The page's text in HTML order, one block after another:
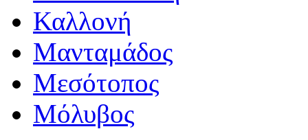
Καλλονή
Μανταμάδος
Μεσότοπος
Μόλυβος